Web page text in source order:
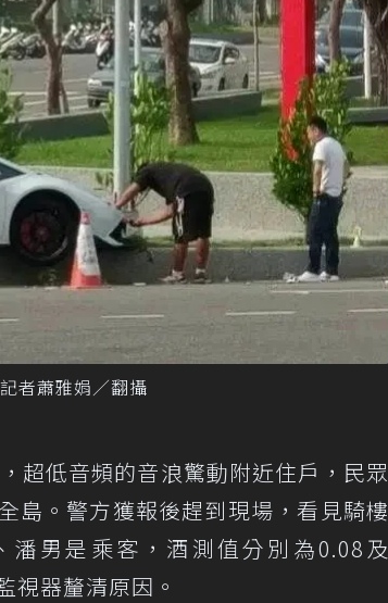
者蕭雅娟／翻攝
超低音頻的音浪驚動附近住戶，民眾
島。警方獲報後趕到現場，看見騎樓
男是乘客，酒測值分別為0.08及
視器釐清原因。